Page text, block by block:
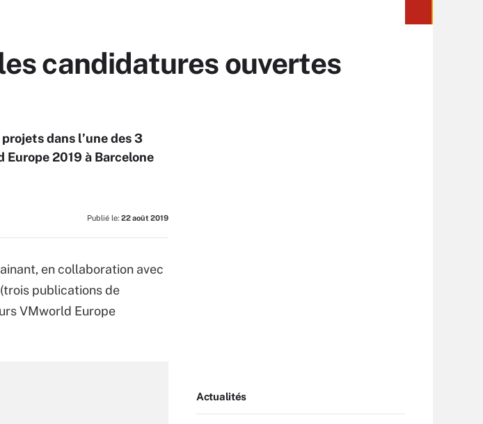
candidatures ouvertes
dans l’une des 3
2019 à Barcelone
Publié le: 22 août 2019
en collaboration avec
publications de
VMworld Europe
Actualités